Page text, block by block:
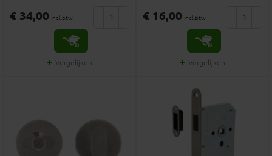
€ 34,00 incl.btw - +
Vergelijken
€ 16,00 incl.btw - +
Vergelijken